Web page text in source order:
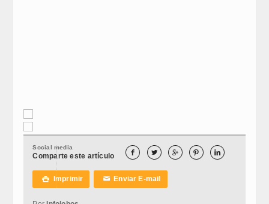
Social media
Comparte este artículo     
 Imprimir ✉Enviar E-mail